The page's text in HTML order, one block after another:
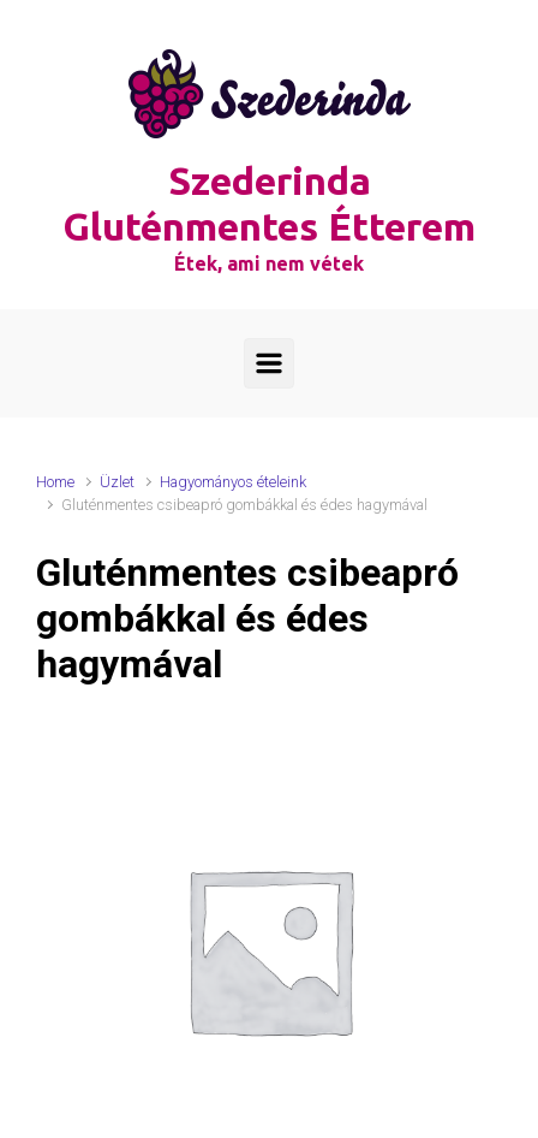
Szederinda
Gluténmentes Étterem
Étek, ami nem vétek
Home Üzlet
Hagyományos ételeink
Gluténmentes csibeapró gombákkal és édes hagymával
Gluténmentes csibeapró
gombákkal és édes
hagymával